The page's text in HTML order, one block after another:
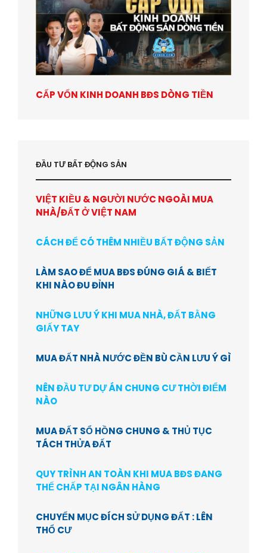
CẤP VỐN KINH DOANH BĐS DÒNG TIỀN
ĐẦU TƯ BẤT ĐỘNG SẢN
VIỆT KIỀU & NGƯỜI NƯỚC NGOÀI MUA
NHÀ/ĐẤT Ở VIỆT NAM
CÁCH ĐỂ CÓ THÊM NHIỀU BẤT ĐỘNG SẢN
LÀM SAO ĐỂ MUA BĐS ĐÚNG GIÁ & BIẾT
KHI NÀO ĐU ĐỈNH
NHỮNG LƯU Ý KHI MUA NHÀ, ĐẤT BẰNG
GIẤY TAY
MUA ĐẤT NHÀ NƯỚC ĐỀN BÙ CẦN LƯU Ý GÌ
NÊN ĐẦU TƯ DỰ ÁN CHUNG CƯ THỜI ĐIỂM
NÀO
MUA ĐẤT SỔ HỒNG CHUNG & THỦ TỤC
TÁCH THỬA ĐẤT
QUY TRÌNH AN TOÀN KHI MUA BĐS ĐANG
THẾ CHẤP TẠI NGÂN HÀNG
CHUYỂN MỤC ĐÍCH SỬ DỤNG ĐẤT : LÊN
THỔ CƯ